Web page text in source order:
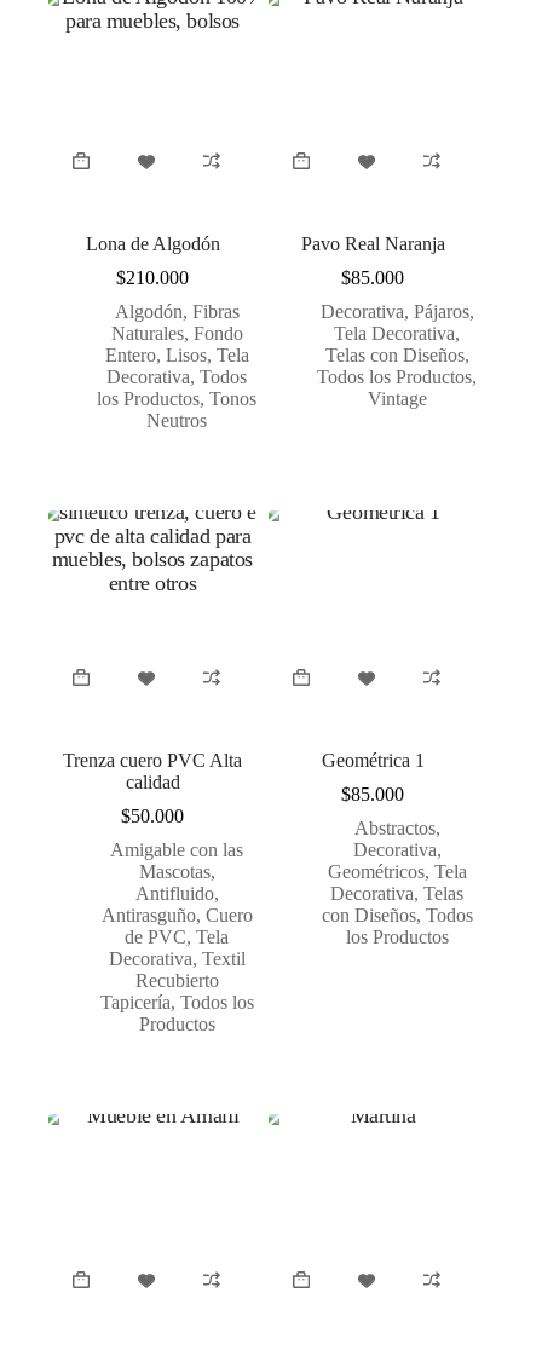
Lona de Algodón
$210.000
Algodón, Fibras
Naturales, Fondo
Entero, Lisos, Tela
Decorativa,Todos
los Productos,Tonos
Neutros
Pavo Real Naranja
$85.000
Decorativa, Pájaros,
Tela Decorativa,
Telas con Diseños,
Todos los Productos,
Vintage
Trenza cuero PVC Alta
calidad
$50.000
Amigable con las
Mascotas,
Antifluido,
Antirasguño, Cuero
de PVC,Tela
Decorativa, Textil
Recubierto
Tapicería, Todos los
Productos
Geométrica 1
$85.000
Abstractos,
Decorativa,
Geométricos, Tela
Decorativa,Telas
con Diseños, Todos
los Productos